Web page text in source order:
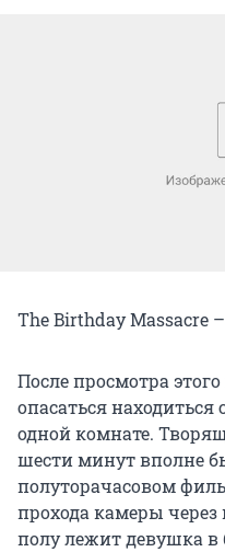
The Birthday Massacre
После просмотра
опасаться
одной комнате.
шести минут вполне
полуторачасовом
прохода камеры
полу лежит девушка в